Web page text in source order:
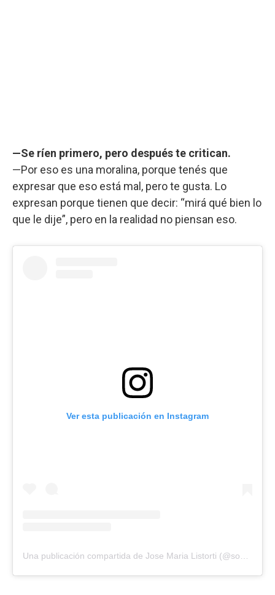
—Se ríen primero, pero después te critican.
—Por eso es una moralina, porque tenés que
expresar que eso está mal, pero te gusta. Lo
expresan porque tienen que decir: “mirá qué bien lo
que le dije”, pero en la realidad no piensan eso.
Ver esta publicación en Instagram